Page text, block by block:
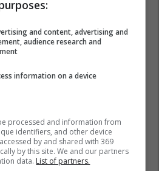
and content, advertising and
audience research and
information on a device
processed and information from
identifiers, and other device
by and shared with 369
by this site. We and our partners
data. List of partners.